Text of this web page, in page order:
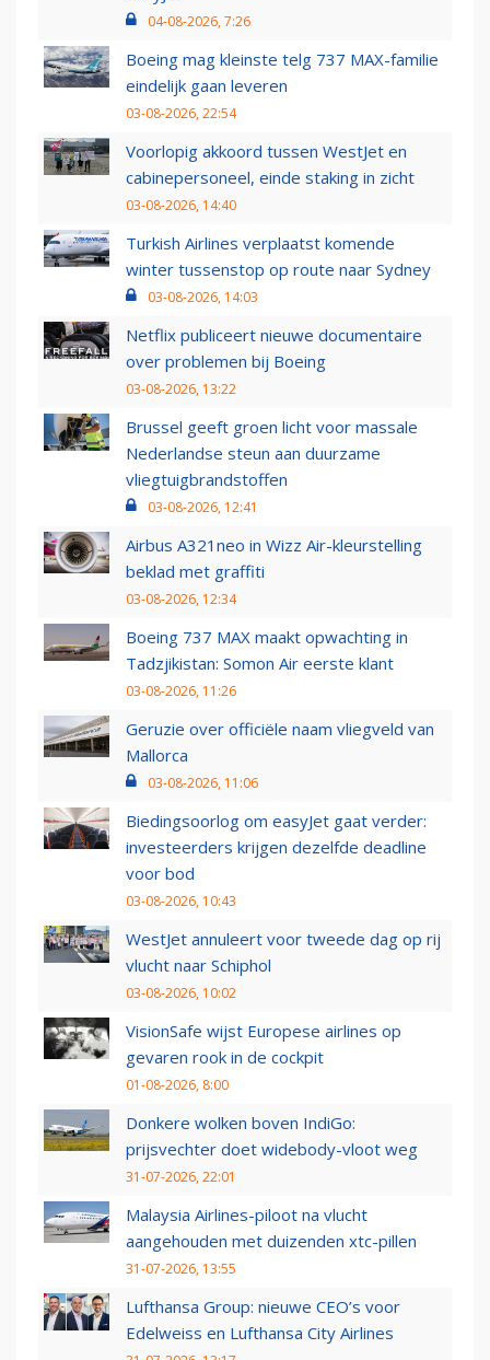
04-08-2026, 7:26
Boeing mag kleinste telg 737 MAX-familie
eindelijk gaan leveren
03-08-2026, 22:54
Voorlopig akkoord tussen WestJet en
cabinepersoneel, einde staking in zicht
03-08-2026, 14:40
Turkish Airlines verplaatst komende
winter tussenstop op route naar Sydney
03-08-2026, 14:03
Netflix publiceert nieuwe documentaire
over problemen bij Boeing
03-08-2026, 13:22
Brussel geeft groen licht voor massale
Nederlandse steun aan duurzame
vliegtuigbrandstoffen
03-08-2026, 12:41
Airbus A321neo in Wizz Air-kleurstelling
beklad met graffiti
03-08-2026, 12:34
Boeing 737 MAX maakt opwachting in
Tadzjikistan: Somon Air eerste klant
03-08-2026, 11:26
Geruzie over officiële naam vliegveld van
Mallorca
03-08-2026, 11:06
Biedingsoorlog om easyJet gaat verder:
investeerders krijgen dezelfde deadline
voor bod
03-08-2026, 10:43
WestJet annuleert voor tweede dag op rij
vlucht naar Schiphol
03-08-2026, 10:02
VisionSafe wijst Europese airlines op
gevaren rook in de cockpit
01-08-2026, 8:00
Donkere wolken boven IndiGo:
prijsvechter doet widebody-vloot weg
31-07-2026, 22:01
Malaysia Airlines-piloot na vlucht
aangehouden met duizenden xtc-pillen
31-07-2026, 13:55
Lufthansa Group: nieuwe CEO’s voor
Edelweiss en Lufthansa City Airlines